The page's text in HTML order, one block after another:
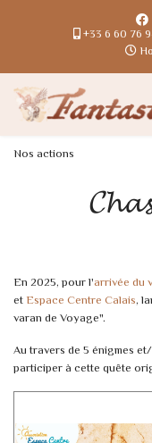
+33 6 60 76
Nos actions
En 2025, pour l'arrivée du
et Espace Centre Calais,
varan de Voyage".
Au travers de 5 énigmes
participer à cette quête